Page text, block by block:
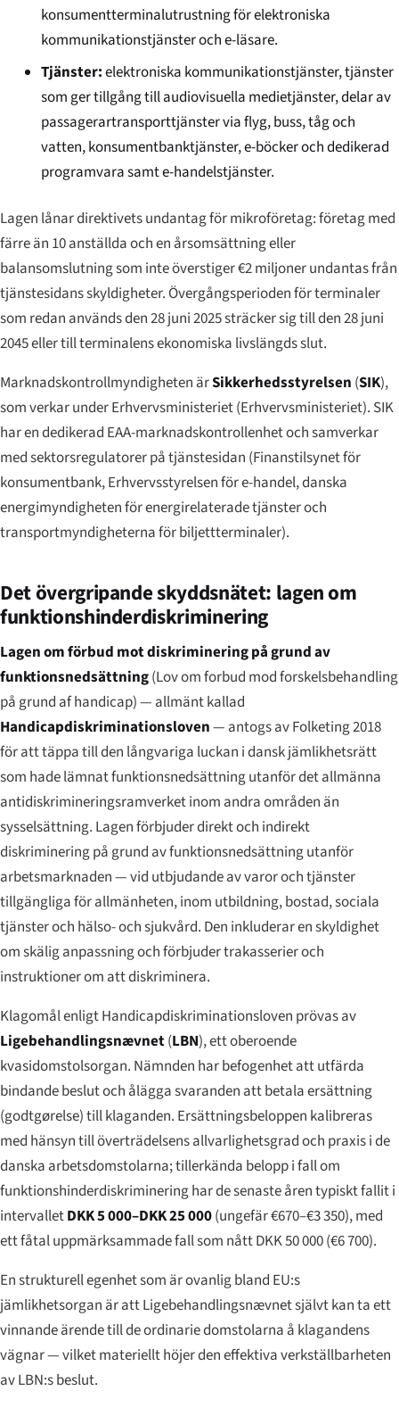
konsumentterminalutrustning för elektroniska
kommunikationstjänster och e-läsare.
Tjänster:elektroniska kommunikationstjänster, tjänster
som ger tillgång till audiovisuella medietjänster, delar av
passagerartransporttjänster via flyg, buss, tåg och
vatten, konsumentbanktjänster, e-böcker och dedikerad
programvara samt e-handelstjänster.
Lagen lånar direktivets undantag för mikroföretag: företag med
färre än 10 anställda och en årsomsättning eller
balansomslutning som inte överstiger €2 miljoner undantas från
tjänstesidans skyldigheter. Övergångsperioden för terminaler
som redan används den 28 juni 2025 sträcker sig till den 28 juni
2045 eller till terminalens ekonomiska livslängds slut.
Marknadskontrollmyndigheten ärSikkerhedsstyrelsen (SIK),
som verkar under Erhvervsministeriet (Erhvervsministeriet). SIK
har en dedikerad EAA-marknadskontrollenhet och samverkar
med sektorsregulatorer på tjänstesidan (Finanstilsynetför
konsumentbank,Erhvervsstyrelsenför e-handel, danska
energimyndigheten för energirelaterade tjänster och
transportmyndigheterna för biljettterminaler).
Det övergripande skyddsnätet: lagen om
funktionshinderdiskriminering
Lagen om förbud mot diskriminering på grund av
funktionsnedsättning(Lov om forbud mod forskelsbehandling
på grund af handicap) — allmänt kallad
Handicapdiskriminationsloven— antogs av Folketing 2018
för att täppa till den långvariga luckan i dansk jämlikhetsrätt
som hade lämnat funktionsnedsättning utanför det allmänna
antidiskrimineringsramverket inom andra områden än
sysselsättning. Lagen förbjuder direkt och indirekt
diskriminering på grund av funktionsnedsättning utanför
arbetsmarknaden — vid utbjudande av varor och tjänster
tillgängliga för allmänheten, inom utbildning, bostad, sociala
tjänster och hälso- och sjukvård. Den inkluderar en skyldighet
om skälig anpassning och förbjuder trakasserier och
instruktioner om att diskriminera.
Klagomål enligt Handicapdiskriminationsloven prövas av
Ligebehandlingsnævnet(LBN), ett oberoende
kvasidomstolsorgan. Nämnden har befogenhet att utfärda
bindande beslut och ålägga svaranden att betala ersättning
(godtgørelse) till klaganden. Ersättningsbeloppen kalibreras
med hänsyn till överträdelsens allvarlighetsgrad och praxis i de
danska arbetsdomstolarna; tillerkända belopp i fall om
funktionshinderdiskriminering har de senaste åren typiskt fallit i
intervalletDKK 5 000–DKK 25 000(ungefär €670–€3 350), med
ett fåtal uppmärksammade fall som nått DKK 50 000 (€6 700).
En strukturell egenhet som är ovanlig bland EU:s
jämlikhetsorgan är att Ligebehandlingsnævnet självt kan ta ett
vinnande ärende till de ordinarie domstolarna å klagandens
vägnar — vilket materiellt höjer den effektiva verkställbarheten
av LBN:s beslut.